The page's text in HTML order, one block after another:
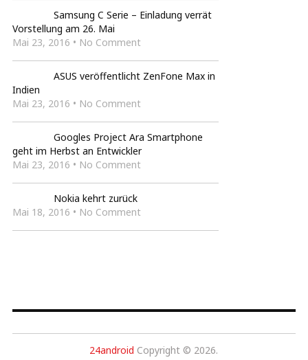
Samsung C Serie – Einladung verrät
Vorstellung am 26. Mai
Mai 23, 2016 • No Comment
ASUS veröffentlicht ZenFone Max in
Indien
Mai 23, 2016 • No Comment
Googles Project Ara Smartphone
geht im Herbst an Entwickler
Mai 23, 2016 • No Comment
Nokia kehrt zurück
Mai 18, 2016 • No Comment
24android Copyright © 2026.